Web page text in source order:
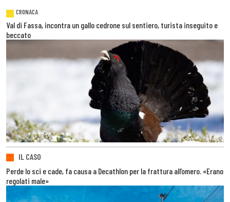
CRONACA
Val di Fassa, incontra un gallo cedrone sul sentiero, turista inseguito e
beccato
IL CASO
Perde lo sci e cade, fa causa a Decathlon per la frattura all’omero. «Erano
regolati male»